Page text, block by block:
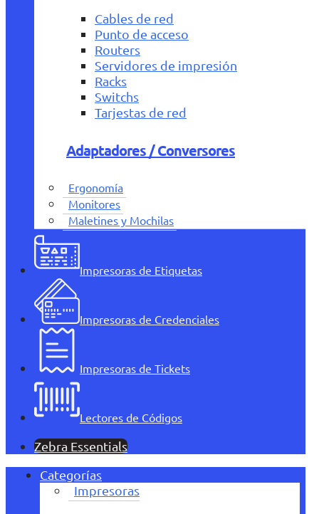
Cables de red
Punto de acceso
Routers
Servidores de impresión
Racks
Switchs
Tarjestas de red
Adaptadores / Conversores
Ergonomía
Monitores
Maletines y Mochilas
Impresoras de Etiquetas
Impresoras de Credenciales
Impresoras de Tickets
Lectores de Códigos
Zebra Essentials
Categorías
Impresoras